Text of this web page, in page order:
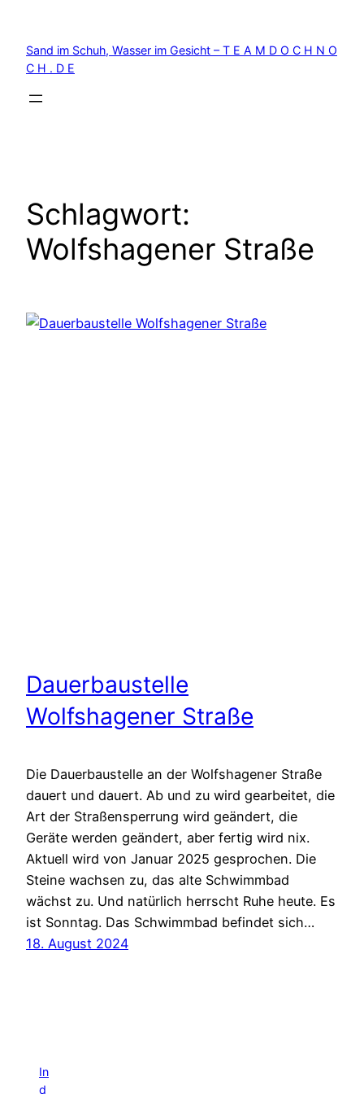
springen
Sand im Schuh, Wasser im Gesicht – T E A M D O C H N O
C H . D E
Schlagwort:
Wolfshagener Straße
Dauerbaustelle
Wolfshagener Straße
Die Dauerbaustelle an der Wolfshagener Straße
dauert und dauert. Ab und zu wird gearbeitet, die
Art der Straßensperrung wird geändert, die
Geräte werden geändert, aber fertig wird nix.
Aktuell wird von Januar 2025 gesprochen. Die
Steine wachsen zu, das alte Schwimmbad
wächst zu. Und natürlich herrscht Ruhe heute. Es
ist Sonntag. Das Schwimmbad befindet sich…
18. August 2024
In
d